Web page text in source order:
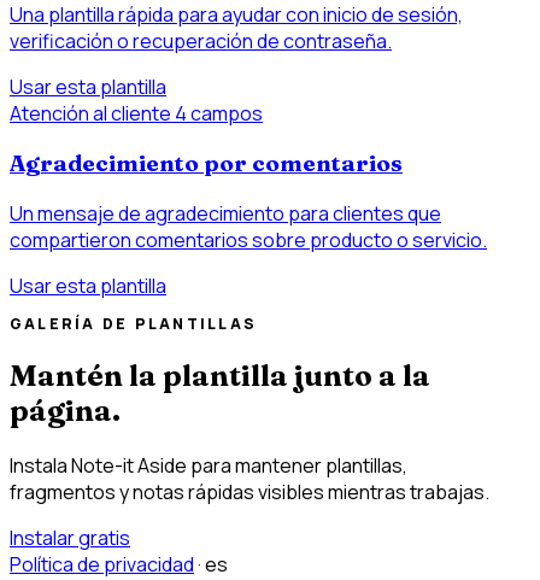
Una plantilla rápida para ayudar con inicio de sesión,
verificación o recuperación de contraseña.
Usar esta plantilla
Atención al cliente 4 campos
Agradecimiento por comentarios
Un mensaje de agradecimiento para clientes que
compartieron comentarios sobre producto o servicio.
Usar esta plantilla
GALERÍA DE PLANTILLAS
Mantén la plantilla junto a la
página.
Instala Note-it Aside para mantener plantillas,
fragmentos y notas rápidas visibles mientras trabajas.
Instalar gratis
Política de privacidad·es